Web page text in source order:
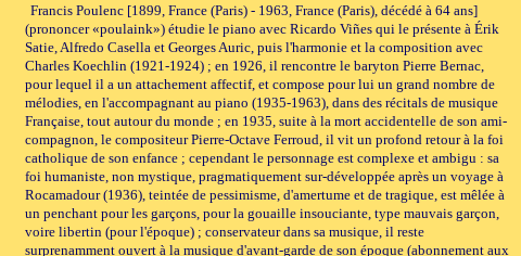
Francis Poulenc [1899, France (Paris) - 1963, France (Paris), décédé à 64 ans]
(prononcer «poulaink») étudie le piano avec Ricardo Viñes qui le présente à Érik
Satie, Alfredo Casella et Georges Auric, puis l'harmonie et la composition avec
Charles Koechlin (1921-1924) ; en 1926, il rencontre le baryton Pierre Bernac,
pour lequel il a un attachement affectif, et compose pour lui un grand nombre de
mélodies, en l'accompagnant au piano (1935-1963), dans des récitals de musique
Française, tout autour du monde ; en 1935, suite à la mort accidentelle de son ami-
compagnon, le compositeur Pierre-Octave Ferroud, il vit un profond retour à la foi
catholique de son enfance ; cependant le personnage est complexe et ambigu : sa
foi humaniste, non mystique, pragmatiquement sur-développée après un voyage à
Rocamadour (1936), teintée de pessimisme, d'amertume et de tragique, est mêlée à
un penchant pour les garçons, pour la gouaille insouciante, type mauvais garçon,
voire libertin (pour l'époque) ; conservateur dans sa musique, il reste
surprenamment ouvert à la musique d'avant-garde de son époque (abonnement aux